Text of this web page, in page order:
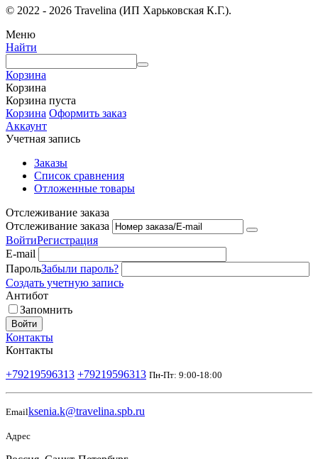
© 2022 - 2026 Travelina (ИП Харьковская К.Г.).
Меню
Найти
Корзина
Корзина
Корзина пуста
Корзина Оформить заказ
Аккаунт
Учетная запись
Заказы
Список сравнения
Отложенные товары
Отслеживание заказа
Отслеживание заказа
ВойтиРегистрация
E-mail
ПарольЗабыли пароль?
Создать учетную запись
Антибот
Запомнить
Войти
Контакты
Контакты
+79219596313 +79219596313 Пн-Пт: 9:00-18:00
Emailksenia.k@travelina.spb.ru
Адрес